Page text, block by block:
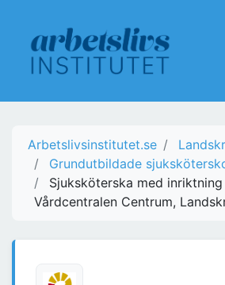
Arbetslivsinstitutet.se
Grundutbildade
Sjuksköterska med
Vårdcentralen Centrum,